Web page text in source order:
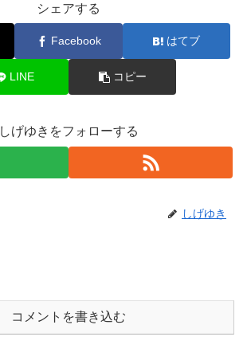
シェアする
Facebook はてブ
LINE コピー
しげゆきをフォローする
しげゆき
コメントを書き込む